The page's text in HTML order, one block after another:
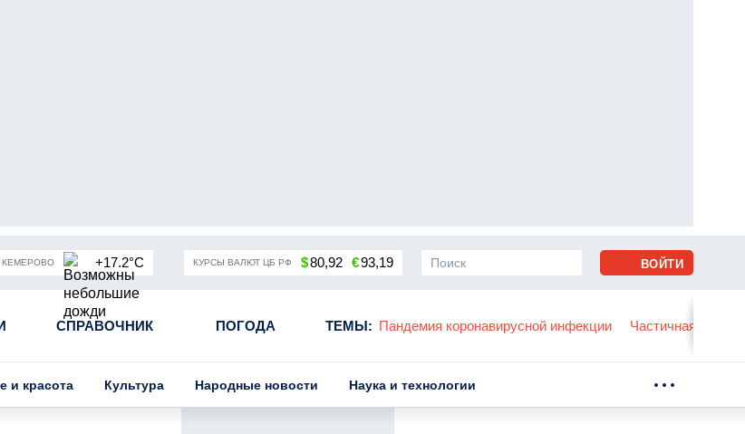
КЕМЕРОВО +17.2°C КУРСЫ ВАЛЮТ ЦБ РФ $80,92 €93,19
СПРАВОЧНИК ПОГОДА ТЕМЫ:
в России Угольная промышленность Кузбасса Пандемия коронавирусной инфекции Частичная
ВОЙТИ
и красота Культура Народные новости Наука и технологии